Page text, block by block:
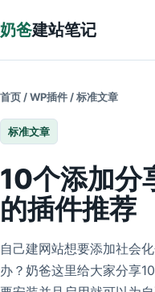
奶爸建站笔记
首页 /WP插件 /标准文章
标准文章
10个添加分
的插件推荐
自己建网站想要添加社会
办？奶爸这里给大家分享